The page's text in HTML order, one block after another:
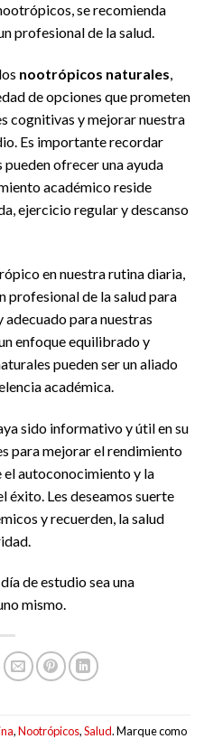
se recomienda
profesional de la salud.
nootrópicos naturales,
de opciones que prometen
cognitivas y mejorar nuestra
Es importante recordar
pueden ofrecer una ayuda
académico reside
ejercicio regular y descanso
en nuestra rutina diaria,
profesional de la salud para
adecuado para nuestras
enfoque equilibrado y
pueden ser un aliado
académica.
sido informativo y útil en su
para mejorar el rendimiento
el autoconocimiento y la
éxito. Les deseamos suerte
y recuerden, la salud
de estudio sea una
mismo.
,Nootrópicos,Salud. Marque como